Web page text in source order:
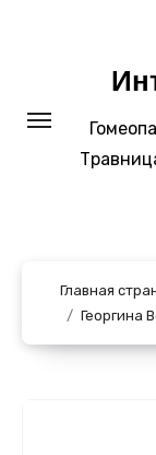
Главная
Георгина